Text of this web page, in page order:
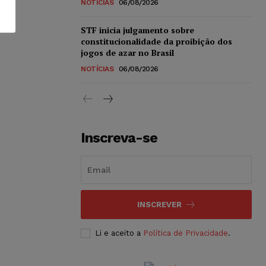
NOTÍCIAS 06/08/2026
STF inicia julgamento sobre
constitucionalidade da proibição dos
jogos de azar no Brasil
NOTÍCIAS 06/08/2026
Inscreva-se
INSCREVER
Li e aceito a Política de Privacidade.